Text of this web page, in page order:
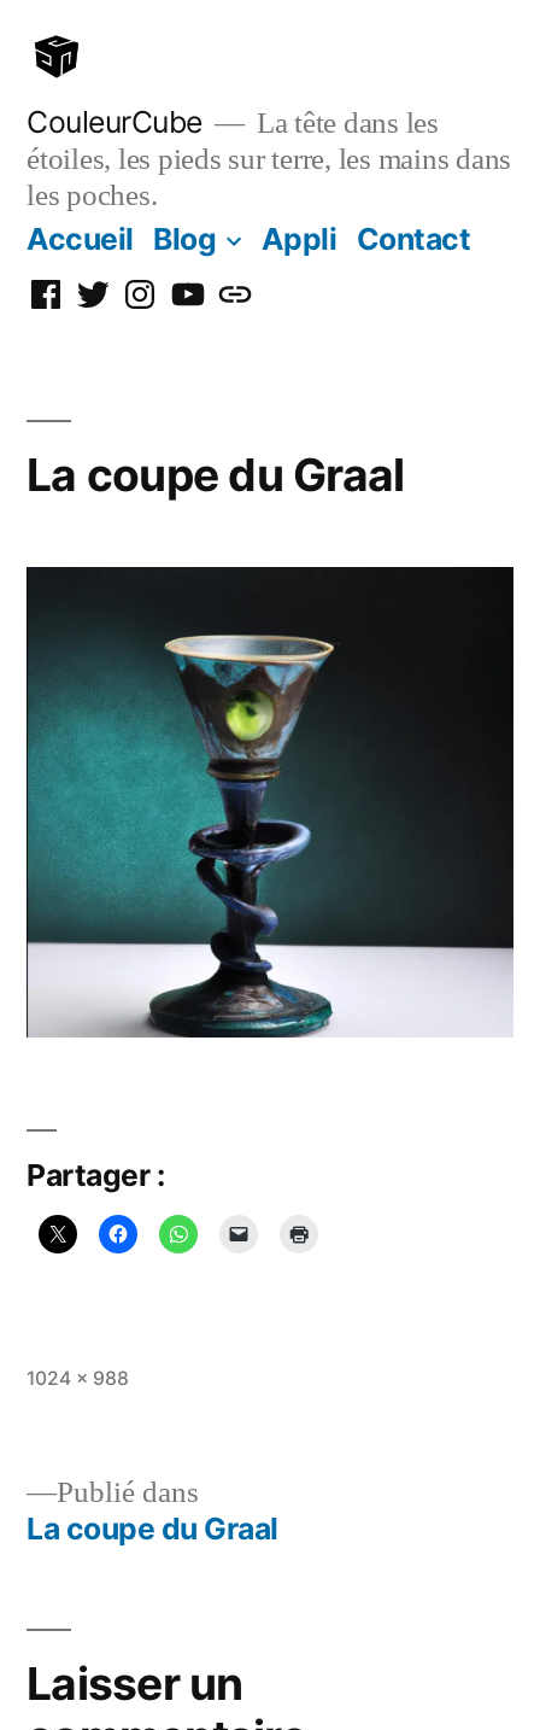
contenu
CouleurCube
La tête dans les
étoiles, les pieds sur terre, les mains dans
les poches.
Accueil Blog Appli Contact
Facebook
TwitterInstagram
YouTubeSimplybook
La coupe du Graal
Partager :
Taille
1024 × 988
Navigation
l’article
Publié dans
La coupe du Graal
Laisser un